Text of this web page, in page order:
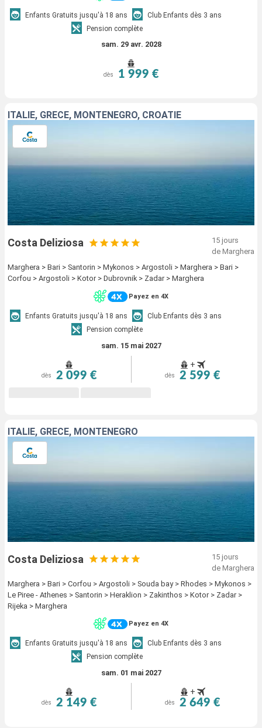
Enfants Gratuits jusqu'à 18 ans
Club Enfants dès 3 ans
Pension complète
sam. 29 avr. 2028
dès 1 999 €
ITALIE, GRÈCE, MONTENEGRO, CROATIE
Costa Deliziosa
15 jours
de Marghera
Marghera > Bari > Santorin > Mykonos > Argostoli > Marghera > Bari >
Corfou > Argostoli > Kotor > Dubrovnik > Zadar > Marghera
Payez en 4X
Enfants Gratuits jusqu'à 18 ans
Club Enfants dès 3 ans
Pension complète
sam. 15 mai 2027
dès 2 099 €
+
dès 2 599 €
ITALIE, GRÈCE, MONTENEGRO
Costa Deliziosa
15 jours
de Marghera
Marghera > Bari > Corfou > Argostoli > Souda bay > Rhodes > Mykonos >
Le Piree - Athenes > Santorin > Heraklion > Zakinthos > Kotor > Zadar >
Rijeka > Marghera
Payez en 4X
Enfants Gratuits jusqu'à 18 ans
Club Enfants dès 3 ans
Pension complète
sam. 01 mai 2027
dès 2 149 €
+
dès 2 649 €